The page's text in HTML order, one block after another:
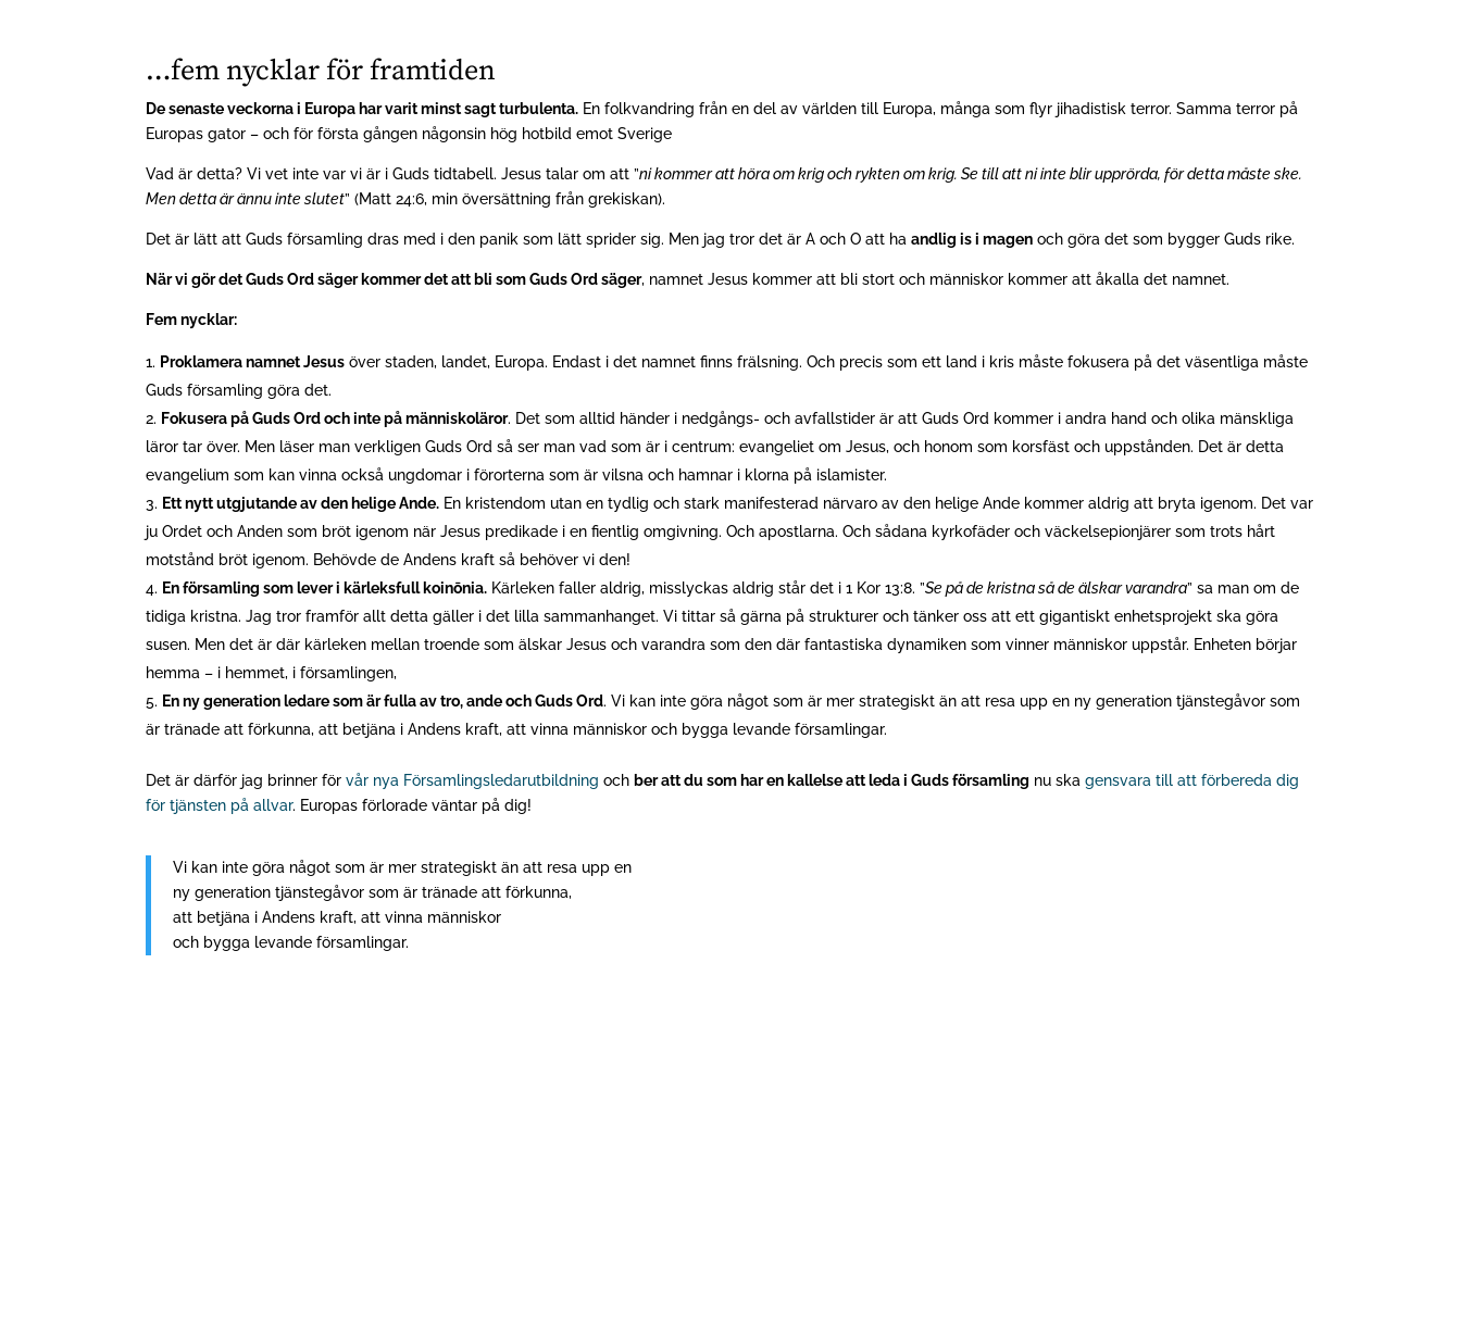
…fem nycklar för framtiden
De senaste veckorna i Europa har varit minst sagt turbulenta. En folkvandring från en del av världen till Europa, många som flyr jihadistisk terror. Samma terror på
Europas gator – och för första gången någonsin hög hotbild emot Sverige
Vad är detta? Vi vet inte var vi är i Guds tidtabell. Jesus talar om att ”ni kommer att höra om krig och rykten om krig. Se till att ni inte blir upprörda, för detta måste ske.
Men detta är ännu inte slutet” (Matt 24:6, min översättning från grekiskan).
Det är lätt att Guds församling dras med i den panik som lätt sprider sig. Men jag tror det är A och O att haandlig is i magen och göra det som bygger Guds rike.
När vi gör det Guds Ord säger kommer det att bli som Guds Ord säger, namnet Jesus kommer att bli stort och människor kommer att åkalla det namnet.
Fem nycklar:
Proklamera namnet Jesus över staden, landet, Europa. Endast i det namnet finns frälsning. Och precis som ett land i kris måste fokusera på det väsentliga måste
Guds församling göra det.
Fokusera på Guds Ord och inte på människoläror. Det som alltid händer i nedgångs- och avfallstider är att Guds Ord kommer i andra hand och olika mänskliga
läror tar över. Men läser man verkligen Guds Ord så ser man vad som är i centrum: evangeliet om Jesus, och honom som korsfäst och uppstånden. Det är detta
evangelium som kan vinna också ungdomar i förorterna som är vilsna och hamnar i klorna på islamister.
Ett nytt utgjutande av den helige Ande. En kristendom utan en tydlig och stark manifesterad närvaro av den helige Ande kommer aldrig att bryta igenom. Det var
ju Ordet och Anden som bröt igenom när Jesus predikade i en fientlig omgivning. Och apostlarna. Och sådana kyrkofäder och väckelsepionjärer som trots hårt
motstånd bröt igenom. Behövde de Andens kraft så behöver vi den!
En församling som lever i kärleksfull koinōnia. Kärleken faller aldrig, misslyckas aldrig står det i 1 Kor 13:8. ”Se på de kristna så de älskar varandra” sa man om de
tidiga kristna. Jag tror framför allt detta gäller i det lilla sammanhanget. Vi tittar så gärna på strukturer och tänker oss att ett gigantiskt enhetsprojekt ska göra
susen. Men det är där kärleken mellan troende som älskar Jesus och varandra som den där fantastiska dynamiken som vinner människor uppstår. Enheten börjar
hemma – i hemmet, i församlingen,
En ny generation ledare som är fulla av tro, ande och Guds Ord. Vi kan inte göra något som är mer strategiskt än att resa upp en ny generation tjänstegåvor som
är tränade att förkunna, att betjäna i Andens kraft, att vinna människor och bygga levande församlingar.
Det är därför jag brinner förvår nya Församlingsledarutbildning och ber att du som har en kallelse att leda i Guds församling nu skagensvara till att förbereda dig
för tjänsten på allvar. Europas förlorade väntar på dig!
Vi kan inte göra något som är mer strategiskt än att resa upp en
ny generation tjänstegåvor som är tränade att förkunna,
att betjäna i Andens kraft, att vinna människor
och bygga levande församlingar.